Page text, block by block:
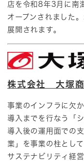
店を令和8年3月に南
オープンされました
展開されます。
株式会社 大塚
事業のインフラに欠
導入までを行なう「
導入後の運用面での
業」を事業の柱とし
サステナビリティ経